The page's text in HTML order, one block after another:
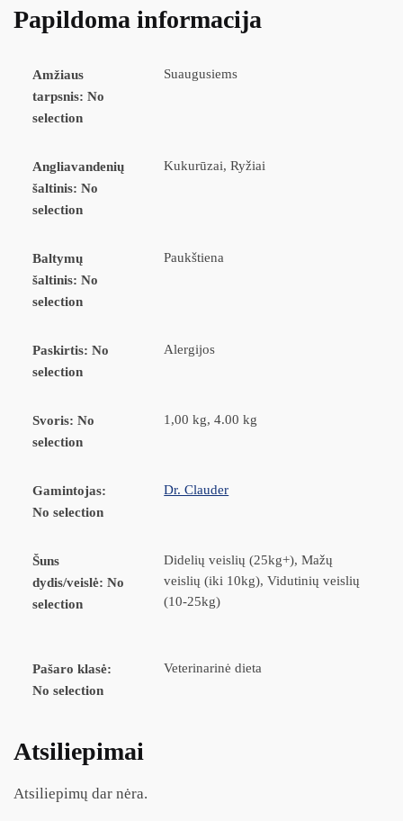
Papildoma informacija
Amžiaus
tarpsnis: No
selection
Suaugusiems
Angliavandenių
šaltinis: No
selection
Kukurūzai, Ryžiai
Baltymų
šaltinis: No
selection
Paukštiena
Paskirtis: No
selection
Alergijos
Svoris: No
selection
1,00 kg, 4.00 kg
Gamintojas:
No selection
Dr. Clauder
Šuns
dydis/veislė: No
selection
Didelių veislių (25kg+), Mažų
veislių (iki 10kg), Vidutinių veislių
(10-25kg)
Pašaro klasė:
No selection
Veterinarinė dieta
Atsiliepimai
Atsiliepimų dar nėra.